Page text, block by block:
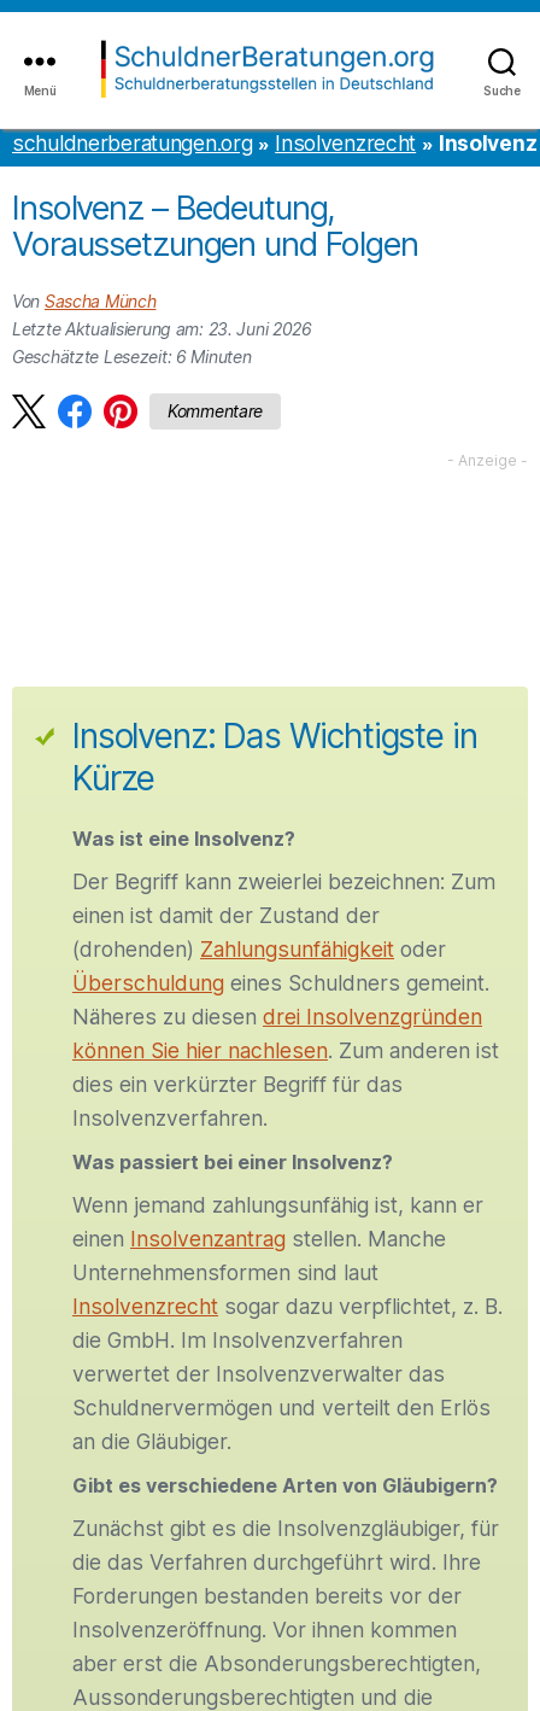
Inhalt
springen
to
the
content
Suche
Menü
schuldnerberatungen.org Insolvenzrecht Insolvenz
Insolvenz – Bedeutung,
Voraussetzungen und Folgen
Von Sascha Münch
Letzte Aktualisierung am: 23. Juni 2026
Geschätzte Lesezeit: 6 Minuten
Kommentare
Insolvenz: Das Wichtigste in
Kürze
Was ist eine Insolvenz?
Der Begriff kann zweierlei bezeichnen: Zum
einen ist damit der Zustand der
(drohenden) Zahlungsunfähigkeit oder
Überschuldung eines Schuldners gemeint.
Näheres zu diesen drei Insolvenzgründen
können Sie hier nachlesen. Zum anderen ist
dies ein verkürzter Begriff für das
Insolvenzverfahren.
Was passiert bei einer Insolvenz?
Wenn jemand zahlungsunfähig ist, kann er
einen Insolvenzantrag stellen. Manche
Unternehmensformen sind laut
Insolvenzrecht sogar dazu verpflichtet, z. B.
die GmbH. Im Insolvenzverfahren
verwertet der Insolvenzverwalter das
Schuldnervermögen und verteilt den Erlös
an die Gläubiger.
Gibt es verschiedene Arten von Gläubigern?
Zunächst gibt es die Insolvenzgläubiger, für
die das Verfahren durchgeführt wird. Ihre
Forderungen bestanden bereits vor der
Insolvenzeröffnung. Vor ihnen kommen
aber erst die Absonderungsberechtigten,
Aussonderungsberechtigten und die